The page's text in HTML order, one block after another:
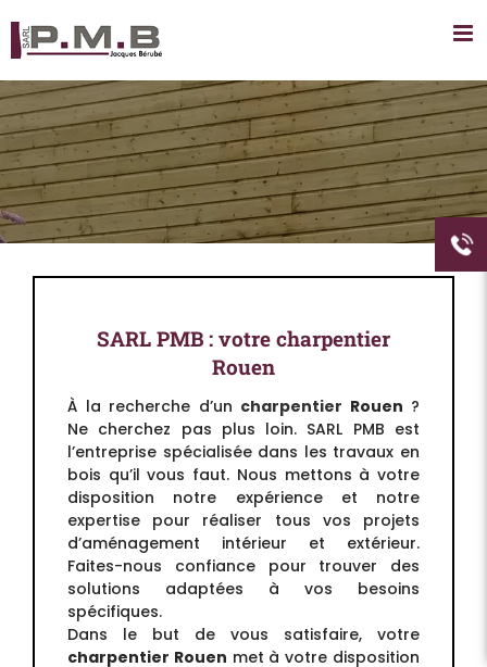
au
contenu
SARL PMB : votre charpentier
Rouen
À la recherche d’un charpentier Rouen ?
Ne cherchez pas plus loin. SARL PMB est
l’entreprise spécialisée dans les travaux en
bois qu’il vous faut. Nous mettons à votre
disposition notre expérience et notre
expertise pour réaliser tous vos projets
d’aménagement intérieur et extérieur.
Faites-nous confiance pour trouver des
solutions adaptées à vos besoins
spécifiques.
Dans le but de vous satisfaire, votre
charpentier Rouen met à votre disposition